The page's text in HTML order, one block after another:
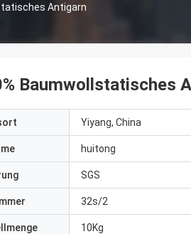
Antigarn
Baumwollstatisches
Yiyang, China
huitong
SGS
32s/2
10Kg